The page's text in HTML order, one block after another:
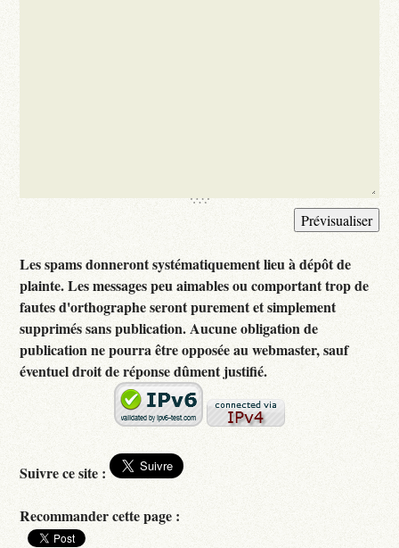
Les spams donneront systématiquement lieu à dépôt de
plainte. Les messages peu aimables ou comportant trop de
fautes d'orthographe seront purement et simplement
supprimés sans publication. Aucune obligation de
publication ne pourra être opposée au webmaster, sauf
éventuel droit de réponse dûment justifié.
Suivre ce site :
Recommander cette page :